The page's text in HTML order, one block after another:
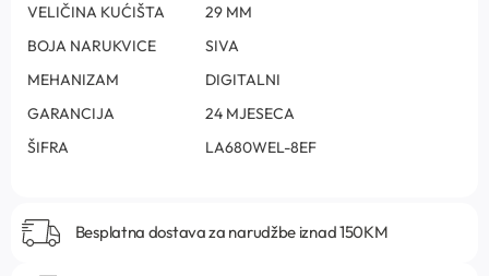
VELIČINA KUĆIŠTA
29 MM
BOJA NARUKVICE
SIVA
MEHANIZAM
DIGITALNI
GARANCIJA
24 MJESECA
ŠIFRA
LA680WEL-8EF
Besplatna dostava za narudžbe iznad 150KM